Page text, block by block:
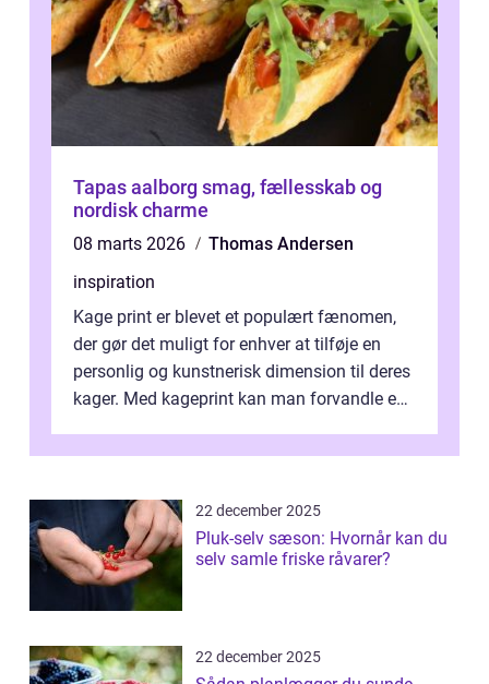
Tapas aalborg smag, fællesskab og
nordisk charme
08 marts 2026
Thomas Andersen
inspiration
Kage print er blevet et populært fænomen,
der gør det muligt for enhver at tilføje en
personlig og kunstnerisk dimension til deres
kager. Med kageprint kan man forvandle en
22 december 2025
Pluk-selv sæson: Hvornår kan du
selv samle friske råvarer?
22 december 2025